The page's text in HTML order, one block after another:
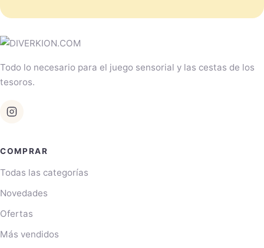
Todo lo necesario para el juego sensorial y las cestas de los
tesoros.
COMPRAR
Todas las categorías
Novedades
Ofertas
Más vendidos